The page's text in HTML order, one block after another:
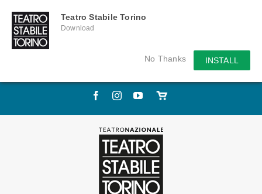
Teatro Stabile Torino
Download
No Thanks INSTALL
Skip
FacebookInstagramYouTube
Store